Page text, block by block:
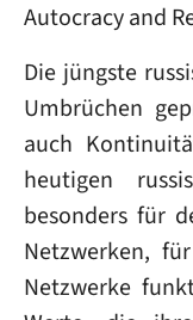
Autocracy and
Die jüngste
Umbrüchen
auch
heutigen
besonders für
Netzwerken,
Netzwerke